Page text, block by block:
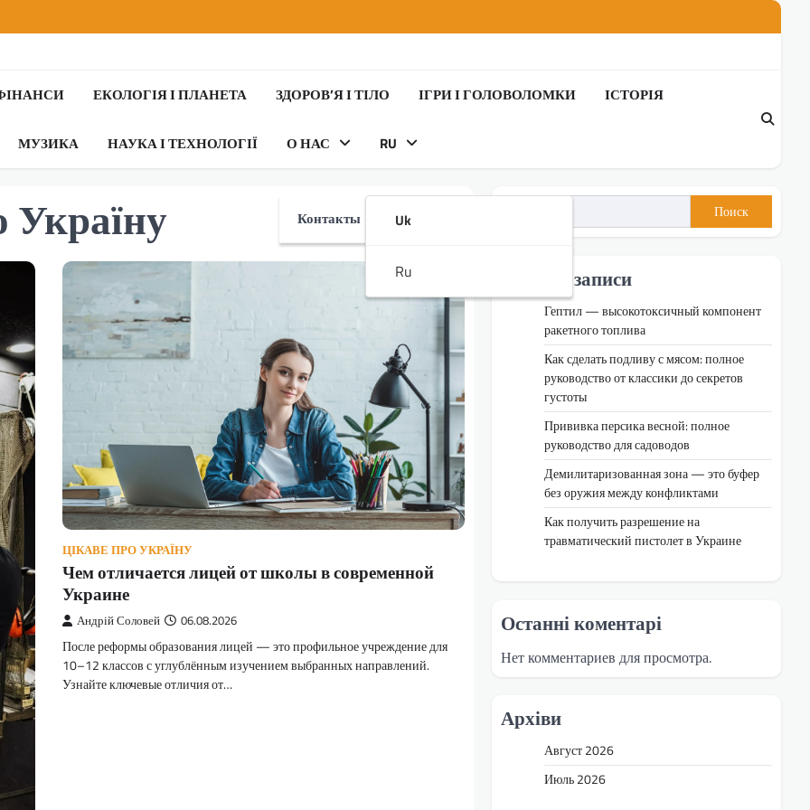
ЕКОЛОГІЯ І ПЛАНЕТА ЗДОРОВ’Я І ТІЛО ІГРИ І ГОЛОВОЛОМКИ ІСТОРІЯ
МУЗИКА НАУКА І ТЕХНОЛОГІЇ О НАС
Контакты
RU
Uk
Ru
Україну
ЦІКАВЕ ПРО УКРАЇНУ
Чем отличается лицей от школы в современной
Украине
Андрій Соловей 06.08.2026
После реформы образования лицей — это профильное учреждение для
10–12 классов с углублённым изучением выбранных направлений.
Узнайте ключевые отличия от…
Поиск
Недавні записи
Гептил — высокотоксичный компонент
ракетного топлива
Как сделать подливу с мясом: полное
руководство от классики до секретов
густоты
Прививка персика весной: полное
руководство для садоводов
Демилитаризованная зона — это буфер
без оружия между конфликтами
Как получить разрешение на
травматический пистолет в Украине
Останні коментарі
Нет комментариев для просмотра.
Архіви
Август 2026
Июль 2026